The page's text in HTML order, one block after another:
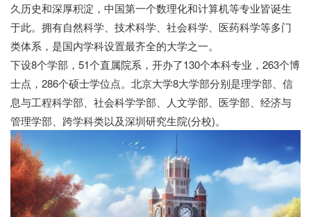
久历史和深厚积淀，中国第一个数理化和计算机等专业皆诞生
于此。拥有自然科学、技术科学、社会科学、医药科学等多门
类体系，是国内学科设置最齐全的大学之一。
下设8个学部，51个直属院系，开办了130个本科专业，263个博
士点，286个硕士学位点。北京大学8大学部分别是理学部、信
息与工程科学部、社会科学学部、人文学部、医学部、经济与
管理学部、跨学科类以及深圳研究生院(分校)。